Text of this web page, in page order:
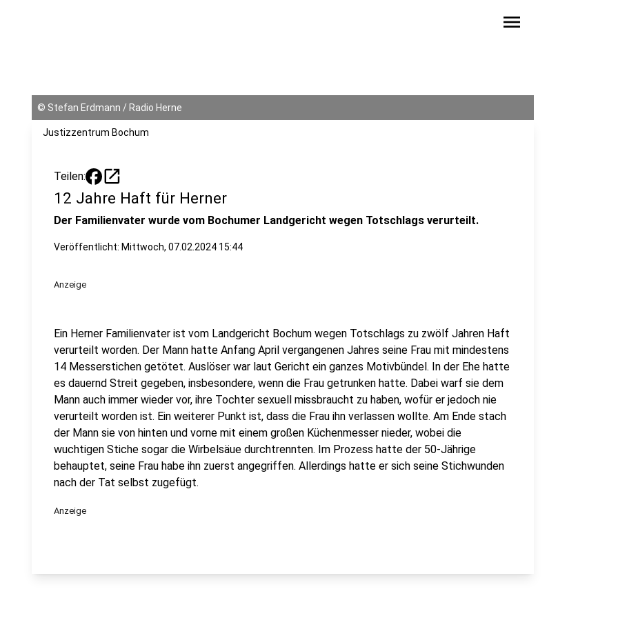
menu
© Stefan Erdmann / Radio Herne
Justizzentrum Bochum
Teilen: open_in_new
12 Jahre Haft für Herner
Der Familienvater wurde vom Bochumer Landgericht wegen Totschlags verurteilt.
Veröffentlicht: Mittwoch, 07.02.2024 15:44
Anzeige
Ein Herner Familienvater ist vom Landgericht Bochum wegen Totschlags zu zwölf Jahren Haft
verurteilt worden. Der Mann hatte Anfang April vergangenen Jahres seine Frau mit mindestens
14 Messerstichen getötet. Auslöser war laut Gericht ein ganzes Motivbündel. In der Ehe hatte
es dauernd Streit gegeben, insbesondere, wenn die Frau getrunken hatte. Dabei warf sie dem
Mann auch immer wieder vor, ihre Tochter sexuell missbraucht zu haben, wofür er jedoch nie
verurteilt worden ist. Ein weiterer Punkt ist, dass die Frau ihn verlassen wollte. Am Ende stach
der Mann sie von hinten und vorne mit einem großen Küchenmesser nieder, wobei die
wuchtigen Stiche sogar die Wirbelsäue durchtrennten. Im Prozess hatte der 50-Jährige
behauptet, seine Frau habe ihn zuerst angegriffen. Allerdings hatte er sich seine Stichwunden
nach der Tat selbst zugefügt.
Anzeige